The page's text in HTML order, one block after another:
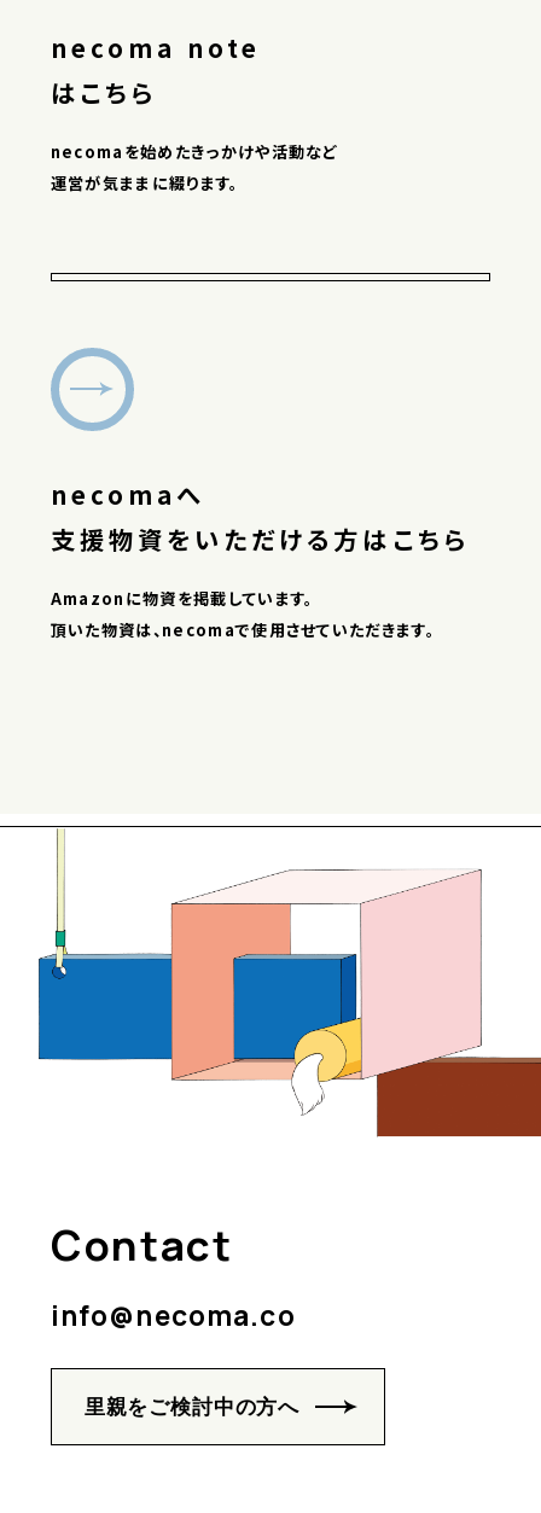
necoma note
はこちら
necomaを始めたきっかけや活動など
運営が気ままに綴ります。
necomaへ
支援物資をいただける方はこちら
Amazonに物資を掲載しています。
頂いた物資は、necomaで使用させていただきます。
Contact
info@necoma.co
里親をご検討中の方へ